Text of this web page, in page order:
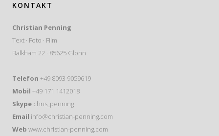
KONTAKT
Christian Penning
Text · Foto · Film
Balkham 22 · 85625 Glonn
Telefon +49 8093 9059619
Mobil +49 171 1412018
Skype chris_penning
Email info@christian-penning.com
Web www.christian-penning.com